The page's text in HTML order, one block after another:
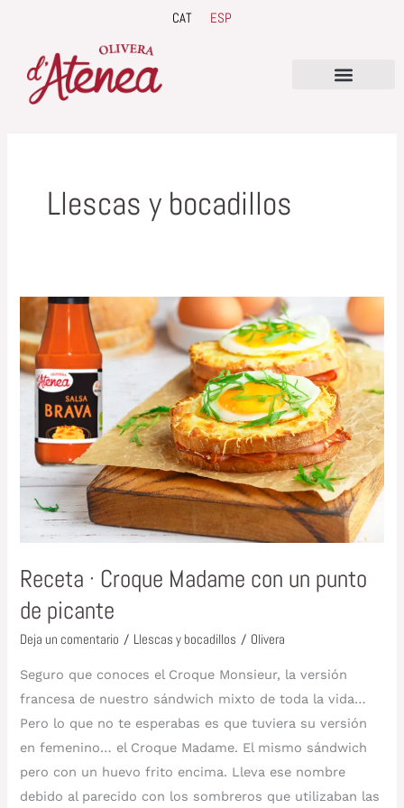
contenido
CAT ESP
Llescas y bocadillos
Receta · Croque Madame con un punto
de picante
Deja un comentario / Llescas y bocadillos / Olivera
Seguro que conoces el Croque Monsieur, la versión
francesa de nuestro sándwich mixto de toda la vida…
Pero lo que no te esperabas es que tuviera su versión
en femenino… el Croque Madame. El mismo sándwich
pero con un huevo frito encima. Lleva ese nombre
debido al parecido con los sombreros que utilizaban las
Receta
·
Croque
Madame
con
punto
de
picante